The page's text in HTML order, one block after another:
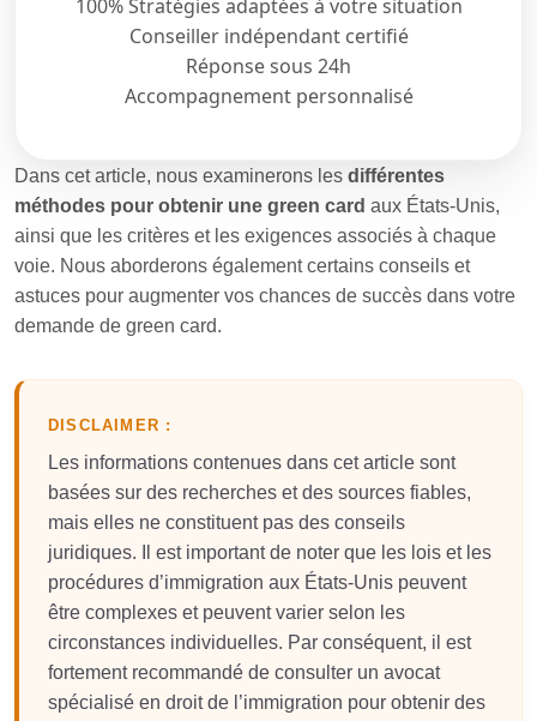
100% Stratégies adaptées à votre situation
Conseiller indépendant certifié
Réponse sous 24h
Accompagnement personnalisé
Dans cet article, nous examinerons les différentes
méthodes pour obtenir une green card aux États-Unis,
ainsi que les critères et les exigences associés à chaque
voie. Nous aborderons également certains conseils et
astuces pour augmenter vos chances de succès dans votre
demande de green card.
DISCLAIMER :
Les informations contenues dans cet article sont
basées sur des recherches et des sources fiables,
mais elles ne constituent pas des conseils
juridiques. Il est important de noter que les lois et les
procédures d’immigration aux États-Unis peuvent
être complexes et peuvent varier selon les
circonstances individuelles. Par conséquent, il est
fortement recommandé de consulter un avocat
spécialisé en droit de l’immigration pour obtenir des